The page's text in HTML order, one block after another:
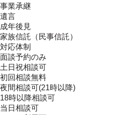
事業承継
遺言
成年後見
家族信託（民事信託）
対応体制
面談予約のみ
土日祝相談可
初回相談無料
夜間相談可(21時以降)
18時以降相談可
当日相談可